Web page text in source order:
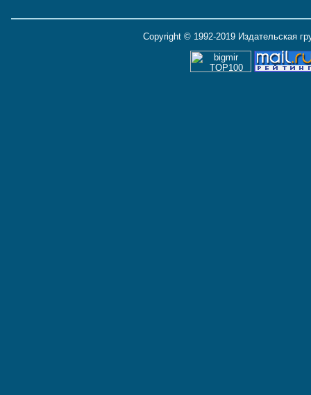
Copyright © 1992-2019 Издательская